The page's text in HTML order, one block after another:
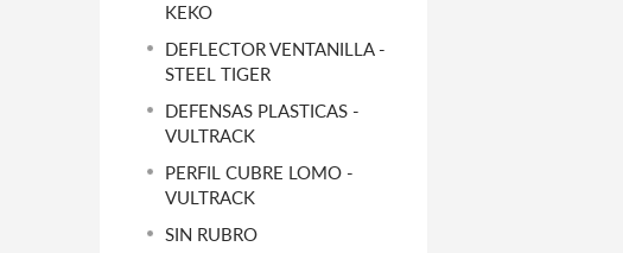
KEKO
DEFLECTOR VENTANILLA -
STEEL TIGER
DEFENSAS PLASTICAS -
VULTRACK
PERFIL CUBRE LOMO -
VULTRACK
SIN RUBRO